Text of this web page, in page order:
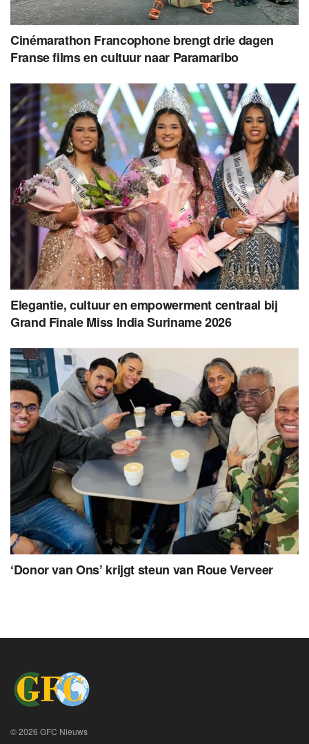
Cinémarathon Francophone brengt drie dagen
Franse films en cultuur naar Paramaribo
Elegantie, cultuur en empowerment centraal bij
Grand Finale Miss India Suriname 2026
‘Donor van Ons’ krijgt steun van Roue Verveer
© 2026 GFC Nieuws